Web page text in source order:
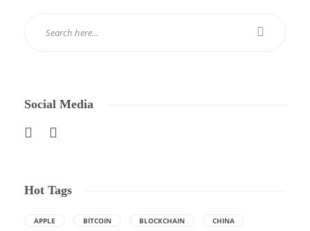
Social Media
Hot Tags
APPLE BITCOIN BLOCKCHAIN CHINA